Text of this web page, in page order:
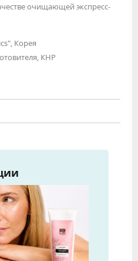
очищающей экспресс-
Корея
КНР